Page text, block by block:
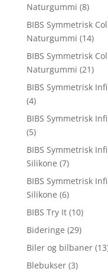
Naturgummi (8)
BIBS Symmetrisk
Naturgummi (14)
BIBS Symmetrisk
Naturgummi (21)
BIBS Symmetrisk
(4)
BIBS Symmetrisk
(5)
BIBS Symmetrisk
Silikone (7)
BIBS Symmetrisk
Silikone (6)
BIBS Try It (10)
Bideringe (29)
Biler og bilbaner
Blebukser (3)